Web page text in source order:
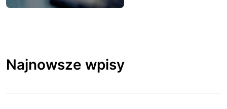
Najnowsze wpisy